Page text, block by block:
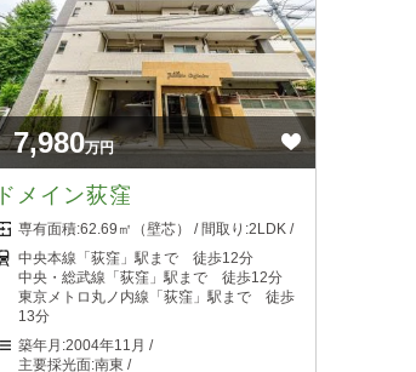
7,980万円
ドメイン荻窪
62.69㎡（壁芯）
2LDK
中央本線「荻窪」駅まで 徒歩12分
中央・総武線「荻窪」駅まで 徒歩12分
東京メトロ丸ノ内線「荻窪」駅まで 徒歩
13分
2004年11月
南東